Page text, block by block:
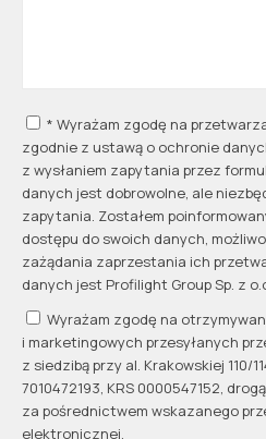
* Wyrażam zgodę na
zgodnie z ustawą o ochronie
z wysłaniem zapytania przez
danych jest dobrowolne, ale
zapytania. Zostałem
dostępu do swoich danych,
zażądania zaprzestania ich
danych jest Profilight Group Sp. z
Wyrażam zgodę na
i marketingowych przesyłanych
z siedzibą przy al. Krakowskiej 110/
7010472193, KRS 0000547152,
za pośrednictwem wskazanego
elektronicznej.